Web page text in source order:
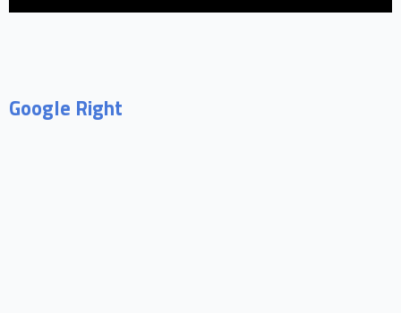
Google Right